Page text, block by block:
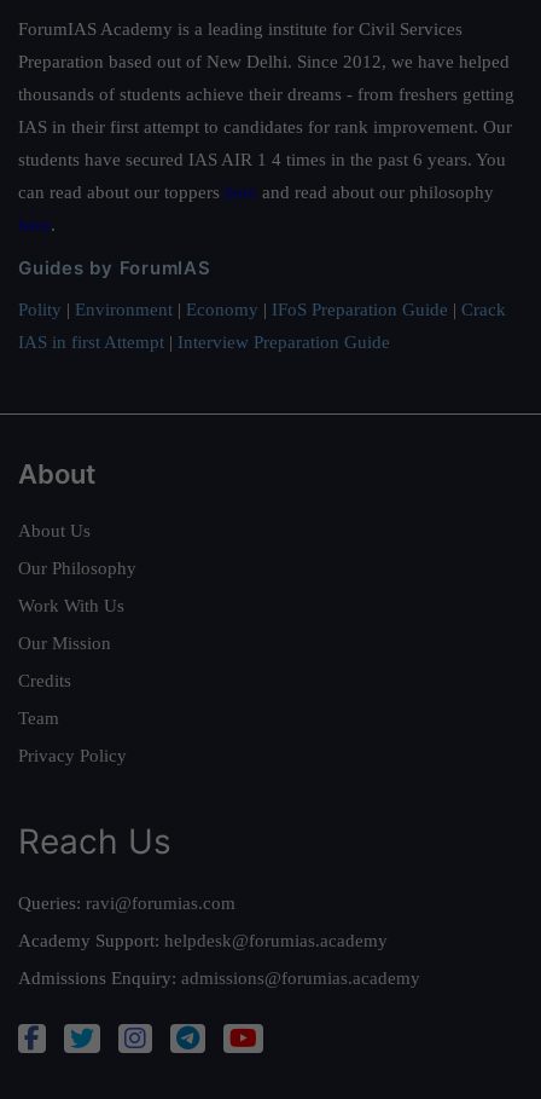
ForumIAS Academy is a leading institute for Civil Services
Preparation based out of New Delhi. Since 2012, we have helped
thousands of students achieve their dreams - from freshers getting
IAS in their first attempt to candidates for rank improvement. Our
students have secured IAS AIR 1 4 times in the past 6 years. You
can read about our toppers here and read about our philosophy
here.
Guides by ForumIAS
Polity | Environment | Economy | IFoS Preparation Guide | Crack
IAS in first Attempt | Interview Preparation Guide
About
About Us
Our Philosophy
Work With Us
Our Mission
Credits
Team
Privacy Policy
Reach Us
Queries: ravi@forumias.com
Academy Support: helpdesk@forumias.academy
Admissions Enquiry: admissions@forumias.academy